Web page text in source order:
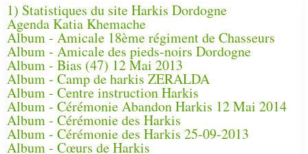
1) Statistiques du site Harkis Dordogne
Agenda Katia Khemache
Album - Amicale 18ème régiment de Chasseurs
Album - Amicale des pieds-noirs Dordogne
Album - Bias (47) 12 Mai 2013
Album - Camp de harkis ZERALDA
Album - Centre instruction Harkis
Album - Cérémonie Abandon Harkis 12 Mai 2014
Album - Cérémonie des Harkis
Album - Cérémonie des Harkis 25-09-2013
Album - Cœurs de Harkis